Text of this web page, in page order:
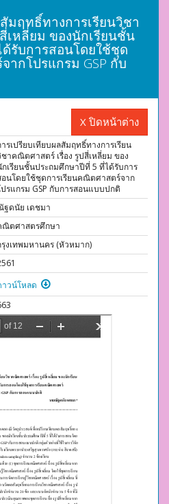
มฤทธิ์ทางการเรียนวิชา
เหลี่ยม ของนักเรียนชั้น
รับการสอนโดยใช้ชุด
ากโปรแกรม GSP กับ
X ปิดหน้าต่าง
ารเปรียบเทียบผลสัมฤทธิ์ทางการเรียน
าคณิตศาสตร์ เรื่อง รูปสี่เหลี่ยม ของ
เรียนชั้นประถมศึกษาปีที่ 5 ที่ได้รับการ
นโดยใช้ชุดการเรียนคณิตศาสตร์จาก
รแกรม GSP กับการสอนแบบปกติ
ฐดนัย เดชมา
ณิตศาสตรศึกษา
รุงเทพมหานคร (หัวหมาก)
วน์โหลด